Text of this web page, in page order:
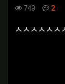
컨텐츠 정
749조회 2댓글
본문
ㅅㅅㅅㅅㅅㅅ